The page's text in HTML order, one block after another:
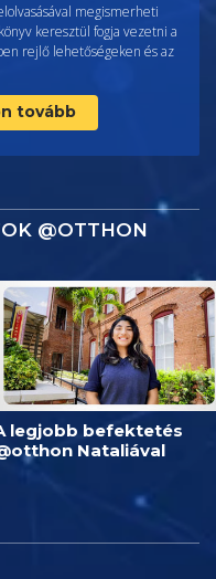
megismerheti
keresztül fogja vezetni a
rejlő lehetőségeken és az
tovább
@OTTHON
legjobb befektetés
Nataliával